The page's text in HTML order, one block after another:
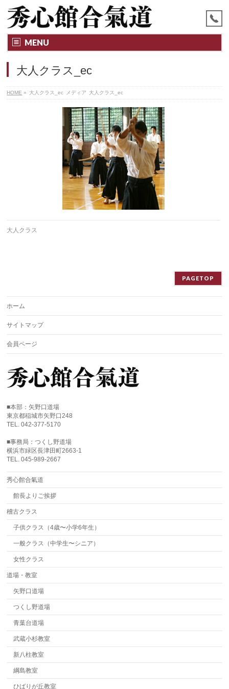
MENU
大人クラス_ec
HOME » 大人クラス_ec メディア 大人クラス_ec
大人クラス
PAGETOP
ホーム
サイトマップ
会員ページ
■本部：矢野口道場
東京都稲城市矢野口248
TEL. 042-377-5170
■事務局：つくし野道場
横浜市緑区長津田町2663-1
TEL. 045-989-2667
秀心館合氣道
館長よりご挨拶
稽古クラス
子供クラス（4歳〜小学6年生）
一般クラス（中学生〜シニア）
女性クラス
道場・教室
矢野口道場
つくし野道場
青葉台道場
武蔵小杉教室
新八柱教室
綱島教室
ひばりが丘教室